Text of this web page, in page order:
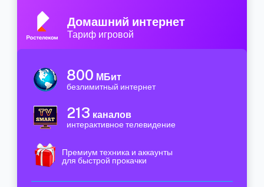
Домашний интернет
Тариф игровой
800 МБит
безлимитный интернет
213 каналов
интерактивное телевидение
Премиум техника и аккаунты
для быстрой прокачки